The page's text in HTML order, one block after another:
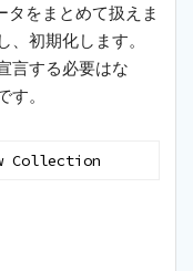
をまとめて扱えま
初期化します。
言する必要はな
す。
Collection